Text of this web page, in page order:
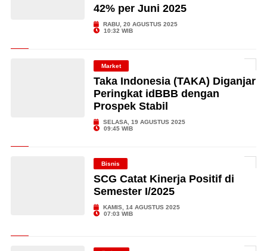
42% per Juni 2025
RABU, 20 AGUSTUS 2025
10:32 WIB
Market
Taka Indonesia (TAKA) Diganjar
Peringkat idBBB dengan
Prospek Stabil
SELASA, 19 AGUSTUS 2025
09:45 WIB
Bisnis
SCG Catat Kinerja Positif di
Semester I/2025
KAMIS, 14 AGUSTUS 2025
07:03 WIB